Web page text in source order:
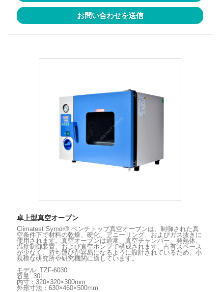
お問い合わせを送信
卓上型真空オーブン
Climatest Symor® ベンチトップ真空オーブンは、制御された真
空条件下で材料の乾燥、硬化、アニーリング、およびガス抜きに
使用されます。真空オーブンは通常、真空チャンバー、発熱体、
温度制御装置、および真空ポンプで構成されます。占有スペース
が少なく、持ち運びが容易になるように設計されているため、小
規模な研究所や研究機関に適しています。
モデル: TZF-6030
容量: 30L
内寸：320×320×300mm
外形寸法：630×460×500mm